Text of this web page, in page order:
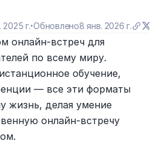
2025 г.·Обновлено8 янв. 2026 г.
онлайн-встреч для
по всему миру.
обучение,
— все эти форматы
жизнь, делая умение
онлайн-встречу